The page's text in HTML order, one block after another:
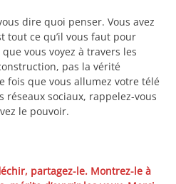
dire quoi penser. Vous avez
tout ce qu’il vous faut pour
vous voyez à travers les
pas la vérité
fois que vous allumez votre télé
réseaux sociaux, rappelez-vous
le pouvoir.
partagez-le. Montrez-le à